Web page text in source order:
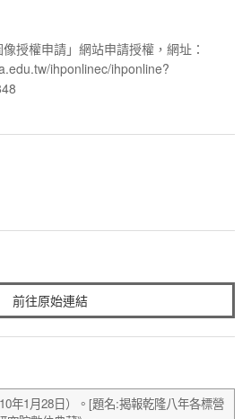
授權申請」網站申請授權，網址：
ihponlinec/ihponline?
前往原始連結